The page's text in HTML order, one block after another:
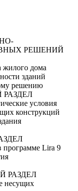
РЕШЕНИЙ
жилого дома
зданий
решению
условия
конструкций
программе Lira 9
РАЗДЕЛ
несущих